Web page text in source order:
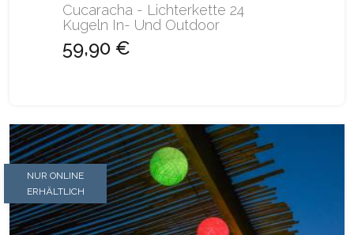
Cucaracha - Lichterkette 24
Kugeln In- Und Outdoor
59,90 €
NUR ONLINE
ERHÄLTLICH